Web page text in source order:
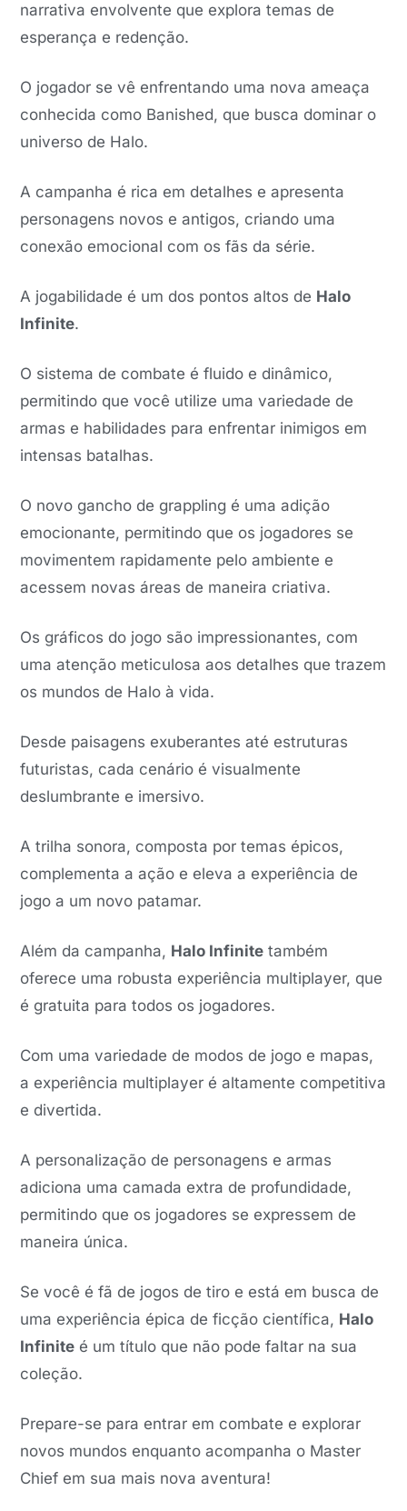
narrativa envolvente que explora temas de
esperança e redenção.
O jogador se vê enfrentando uma nova ameaça
conhecida como Banished, que busca dominar o
universo de Halo.
A campanha é rica em detalhes e apresenta
personagens novos e antigos, criando uma
conexão emocional com os fãs da série.
A jogabilidade é um dos pontos altos de Halo
Infinite.
O sistema de combate é fluido e dinâmico,
permitindo que você utilize uma variedade de
armas e habilidades para enfrentar inimigos em
intensas batalhas.
O novo gancho de grappling é uma adição
emocionante, permitindo que os jogadores se
movimentem rapidamente pelo ambiente e
acessem novas áreas de maneira criativa.
Os gráficos do jogo são impressionantes, com
uma atenção meticulosa aos detalhes que trazem
os mundos de Halo à vida.
Desde paisagens exuberantes até estruturas
futuristas, cada cenário é visualmente
deslumbrante e imersivo.
A trilha sonora, composta por temas épicos,
complementa a ação e eleva a experiência de
jogo a um novo patamar.
Além da campanha, Halo Infinite também
oferece uma robusta experiência multiplayer, que
é gratuita para todos os jogadores.
Com uma variedade de modos de jogo e mapas,
a experiência multiplayer é altamente competitiva
e divertida.
A personalização de personagens e armas
adiciona uma camada extra de profundidade,
permitindo que os jogadores se expressem de
maneira única.
Se você é fã de jogos de tiro e está em busca de
uma experiência épica de ficção científica, Halo
Infinite é um título que não pode faltar na sua
coleção.
Prepare-se para entrar em combate e explorar
novos mundos enquanto acompanha o Master
Chief em sua mais nova aventura!